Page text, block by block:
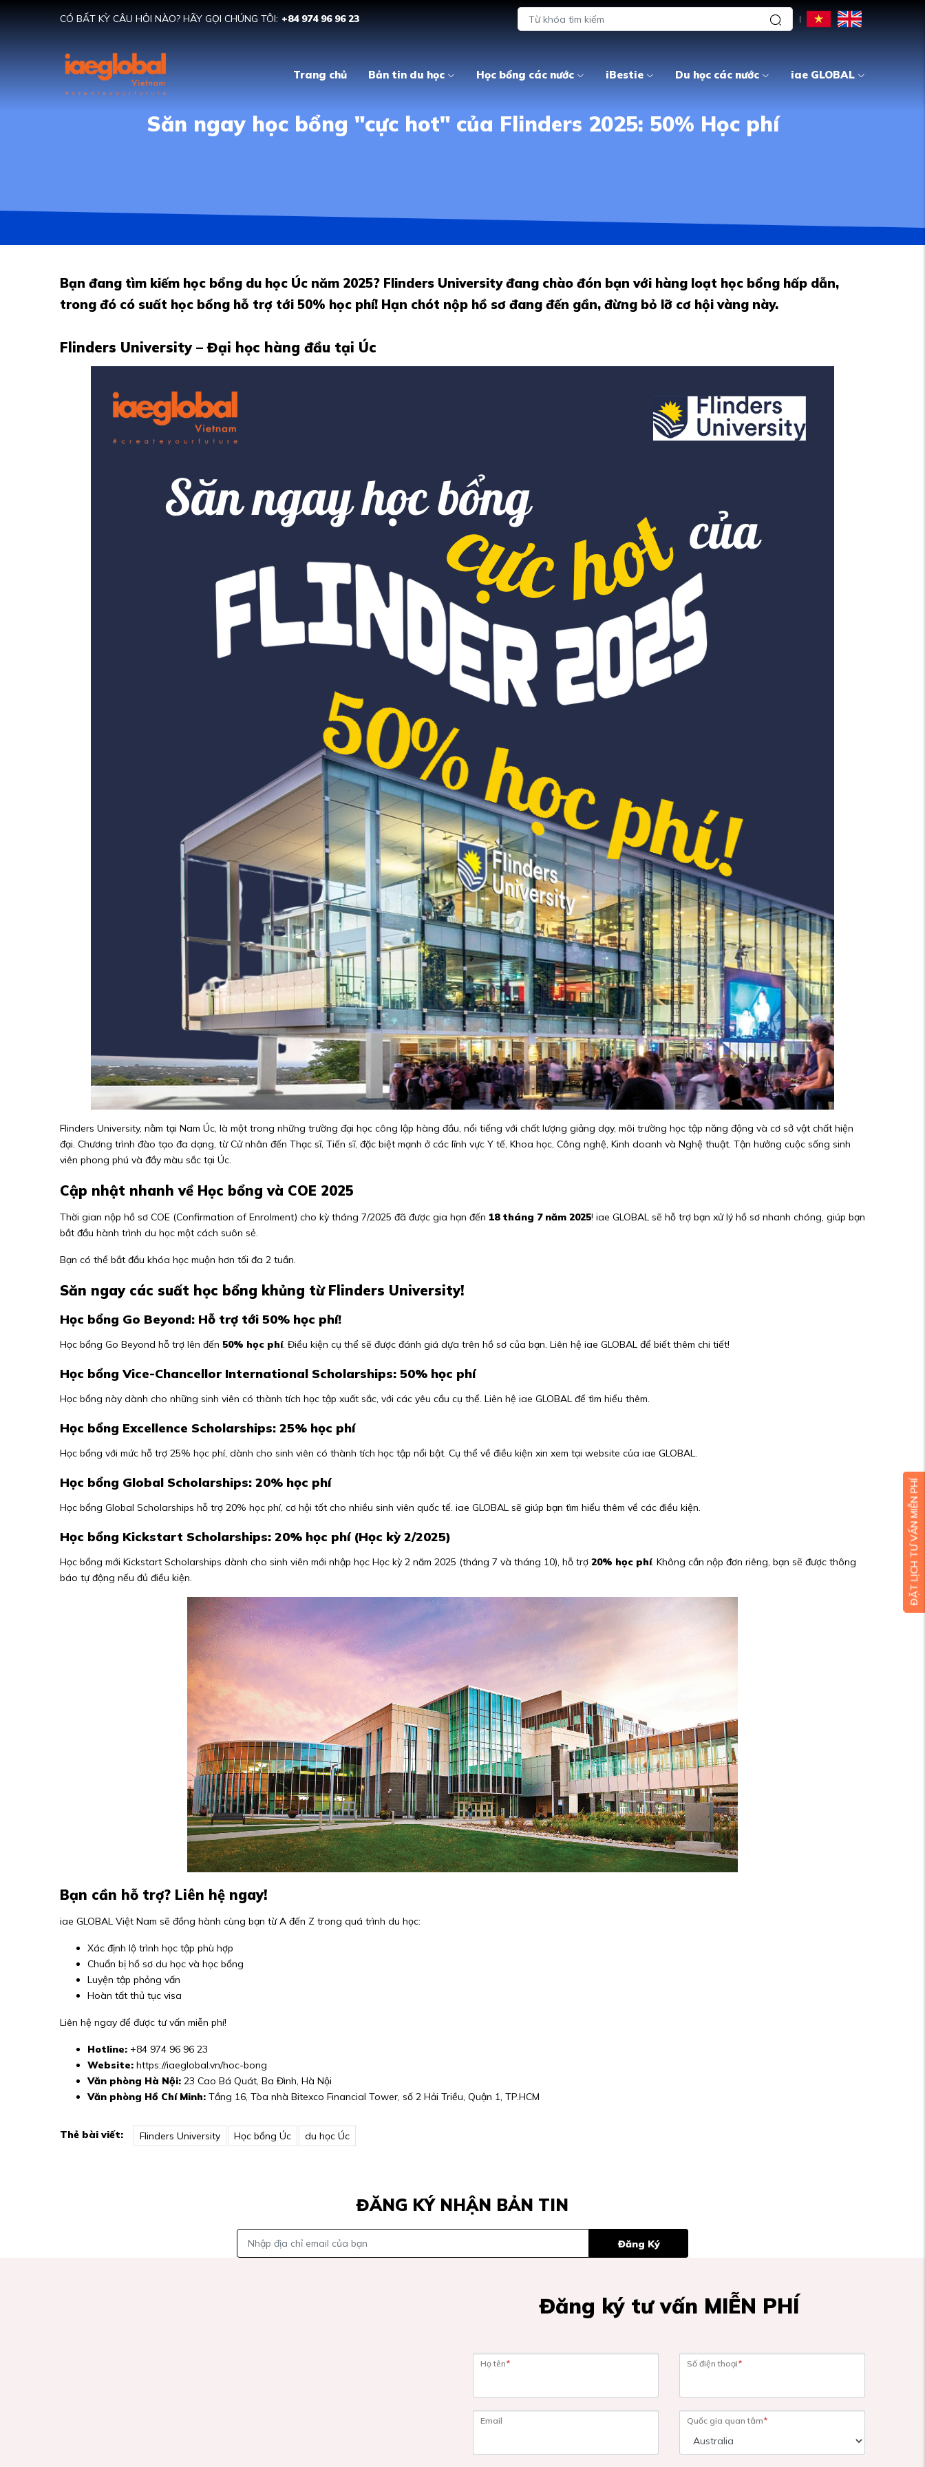
CÓ BẤT KỲ CÂU HỎI NÀO? HÃY GỌI CHÚNG TÔI: +84 974 96 96 23
Trang chủ Bản tin du học Học bổng các nước iBestie Du học các nước iae GLOBAL
Săn ngay học bổng "cực hot" của Flinders 2025: 50% Học phí
Bạn đang tìm kiếm học bổng du học Úc năm 2025? Flinders University đang chào đón bạn với hàng loạt học bổng hấp dẫn,
trong đó có suất học bổng hỗ trợ tới 50% học phí! Hạn chót nộp hồ sơ đang đến gần, đừng bỏ lỡ cơ hội vàng này.
Flinders University – Đại học hàng đầu tại Úc
Flinders University, nằm tại Nam Úc, là một trong những trường đại học công lập hàng đầu, nổi tiếng với chất lượng giảng dạy, môi trường học tập năng động và cơ sở vật chất hiện
đại. Chương trình đào tạo đa dạng, từ Cử nhân đến Thạc sĩ, Tiến sĩ, đặc biệt mạnh ở các lĩnh vực Y tế, Khoa học, Công nghệ, Kinh doanh và Nghệ thuật. Tận hưởng cuộc sống sinh
viên phong phú và đầy màu sắc tại Úc.
Cập nhật nhanh về Học bổng và COE 2025
Thời gian nộp hồ sơ COE (Confirmation of Enrolment) cho kỳ tháng 7/2025 đã được gia hạn đến 18 tháng 7 năm 2025! iae GLOBAL sẽ hỗ trợ bạn xử lý hồ sơ nhanh chóng, giúp bạn
bắt đầu hành trình du học một cách suôn sẻ.
Bạn có thể bắt đầu khóa học muộn hơn tối đa 2 tuần.
Săn ngay các suất học bổng khủng từ Flinders University!
Học bổng Go Beyond: Hỗ trợ tới 50% học phí!
Học bổng Go Beyond hỗ trợ lên đến 50% học phí. Điều kiện cụ thể sẽ được đánh giá dựa trên hồ sơ của bạn. Liên hệ iae GLOBAL để biết thêm chi tiết!
Học bổng Vice-Chancellor International Scholarships: 50% học phí
Học bổng này dành cho những sinh viên có thành tích học tập xuất sắc, với các yêu cầu cụ thể. Liên hệ iae GLOBAL để tìm hiểu thêm.
Học bổng Excellence Scholarships: 25% học phí
Học bổng với mức hỗ trợ 25% học phí, dành cho sinh viên có thành tích học tập nổi bật. Cụ thể về điều kiện xin xem tại website của iae GLOBAL.
Học bổng Global Scholarships: 20% học phí
Học bổng Global Scholarships hỗ trợ 20% học phí, cơ hội tốt cho nhiều sinh viên quốc tế. iae GLOBAL sẽ giúp bạn tìm hiểu thêm về các điều kiện.
Học bổng Kickstart Scholarships: 20% học phí (Học kỳ 2/2025)
Học bổng mới Kickstart Scholarships dành cho sinh viên mới nhập học Học kỳ 2 năm 2025 (tháng 7 và tháng 10), hỗ trợ 20% học phí. Không cần nộp đơn riêng, bạn sẽ được thông
báo tự động nếu đủ điều kiện.
Bạn cần hỗ trợ? Liên hệ ngay!
iae GLOBAL Việt Nam sẽ đồng hành cùng bạn từ A đến Z trong quá trình du học:
Xác định lộ trình học tập phù hợp
Chuẩn bị hồ sơ du học và học bổng
Luyện tập phỏng vấn
Hoàn tất thủ tục visa
Liên hệ ngay để được tư vấn miễn phí!
Hotline: +84 974 96 96 23
Website: https://iaeglobal.vn/hoc-bong
Văn phòng Hà Nội: 23 Cao Bá Quát, Ba Đình, Hà Nội
Văn phòng Hồ Chí Minh: Tầng 16, Tòa nhà Bitexco Financial Tower, số 2 Hải Triều, Quận 1, TP.HCM
Thẻ bài viết: Flinders University Học bổng Úc du học Úc
ĐĂNG KÝ NHẬN BẢN TIN
Đăng Ký
Đăng ký tư vấn MIỄN PHÍ
Họ tên* Số điện thoại*
Email Quốc gia quan tâm*
ĐẶT LỊCH TƯ VẤN MIỄN PHÍ